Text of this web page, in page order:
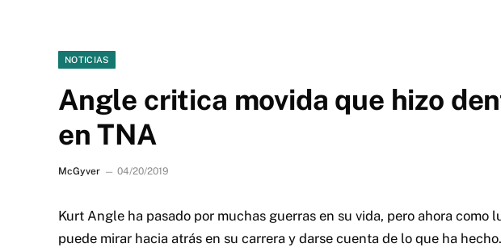
NOTICIAS
Angle critica movida que hizo
en TNA
McGyver 04/20/2019
Kurt Angle ha pasado por muchas guerras en su vida, pero ahora como
puede mirar hacia atrás en su carrera y darse cuenta de lo que ha hecho.